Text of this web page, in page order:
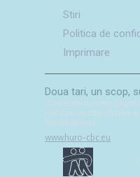
Stiri
Politica de
Imprimare
Doua tari, un scop,
Continutul acestei
necesar pozitia oficiala a
Vendégkönyv
www.huro-cbc.eu